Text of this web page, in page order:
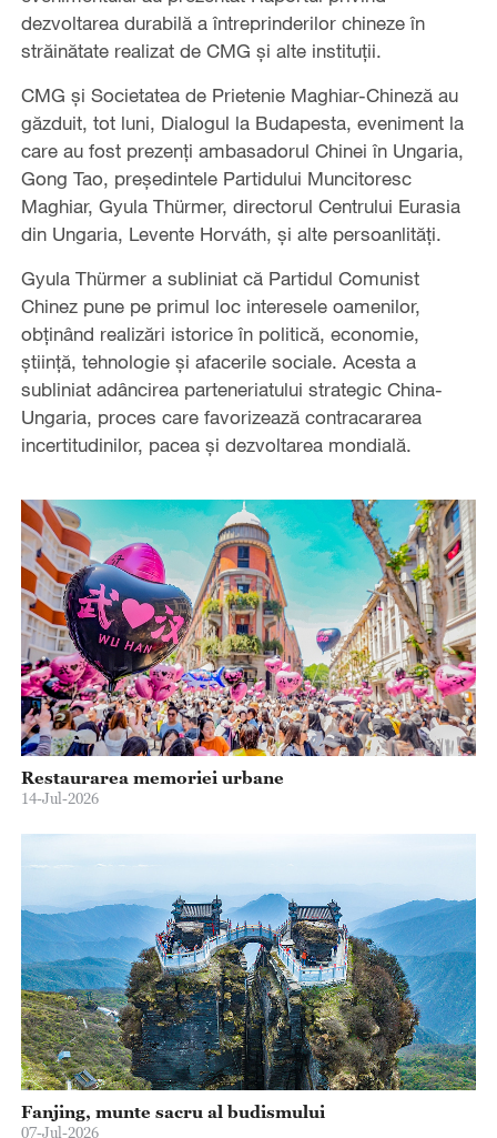
dezvoltarea durabilă a întreprinderilor chineze în
străinătate realizat de CMG și alte instituții.
CMG și Societatea de Prietenie Maghiar-Chineză au
găzduit, tot luni, Dialogul la Budapesta, eveniment la
care au fost prezenți ambasadorul Chinei în Ungaria,
Gong Tao, președintele Partidului Muncitoresc
Maghiar, Gyula Thürmer, directorul Centrului Eurasia
din Ungaria, Levente Horváth, și alte persoanlități.
Gyula Thürmer a subliniat că Partidul Comunist
Chinez pune pe primul loc interesele oamenilor,
obținând realizări istorice în politică, economie,
știință, tehnologie și afacerile sociale. Acesta a
subliniat adâncirea parteneriatului strategic China-
Ungaria, proces care favorizează contracararea
incertitudinilor, pacea și dezvoltarea mondială.
Restaurarea memoriei urbane
14-Jul-2026
Fanjing, munte sacru al budismului
07-Jul-2026